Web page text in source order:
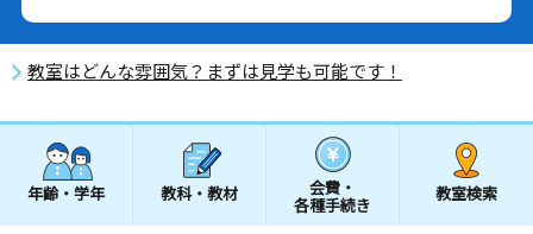
教室はどんな雰囲気？まずは見学も可能です！
年齢・学年 教科・教材 会費・
各種手続き
教室検索